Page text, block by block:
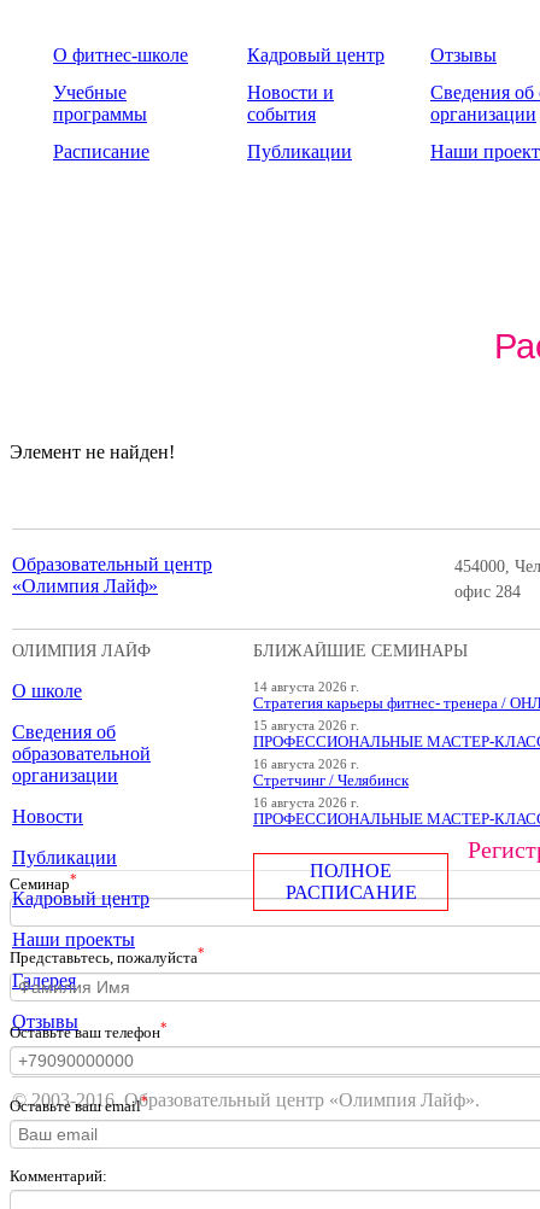
О фитнес-школе Кадровый центр
Отзывы
Учебные
программы
Новости и
события
Сведения об
организации
Расписание
Публикации Наши
Элемент не найден!
Образовательный центр
«Олимпия Лайф»
454000,
офис 284
ОЛИМПИЯ ЛАЙФ
О школе
Сведения об
образовательной
организации
Новости
Публикации
Кадровый центр
Наши проекты
Галерея
Отзывы
БЛИЖАЙШИЕ СЕМИНАРЫ
14 августа 2026 г.
Стратегия карьеры фитнес- тренера /
15 августа 2026 г.
ПРОФЕССИОНАЛЬНЫЕ МАСТЕР-
16 августа 2026 г.
Стретчинг / Челябинск
16 августа 2026 г.
ПРОФЕССИОНАЛЬНЫЕ МАСТЕР-
ПОЛНОЕ
РАСПИСАНИЕ
© 2003-2016. Образовательный центр «Олимпия Лайф».
Cеминар*
Представьтесь, пожалуйста*
Оставьте ваш телефон*
Оставьте ваш email*
Комментарий: